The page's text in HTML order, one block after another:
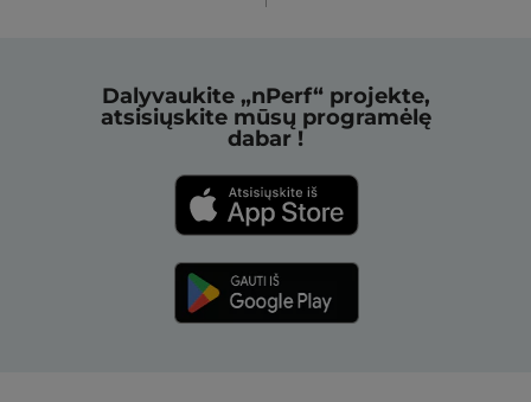
Dalyvaukite „nPerf“ projekte,
atsisiųskite mūsų programėlę
dabar !